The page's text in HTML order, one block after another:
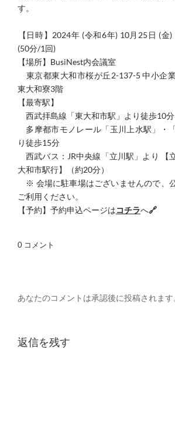
す。
​【日時】 2024年 (令和6年) 10月25日 (金
(50分/1回)
【場所】BusiNest内会議室
東京都東大和市桜が丘2-137-5 中小企
東大和寮3階
【最寄駅】
西武拝島線「東大和市駅」より徒歩10分
多摩都市モノレール「玉川上水駅」・
り徒歩15分
西武バス：JR中央線「立川駅」より 【
大和市駅行】（約20分）
※ 会場に駐車場はございませんので、
ご利用ください。
【予約】予約申込ページはコチラへ🔗
0 コメント
あなたのコメントは承認後に投稿されます
返信を残す